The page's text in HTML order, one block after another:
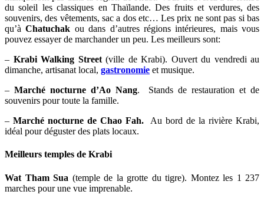
du soleil les classiques en Thaïlande. Des fruits et verdures, des
souvenirs, des vêtements, sac a dos etc… Les prix ne sont pas si bas
qu’àChatuchak ou dans d’autres régions intérieures, mais vous
pouvez essayer de marchander un peu. Les meilleurs sont:
– Krabi Walking Street(ville de Krabi). Ouvert du vendredi au
dimanche, artisanat local, gastronomie et musique.
– Marché nocturne d’Ao Nang. Stands de restauration et de
souvenirs pour toute la famille.
– Marché nocturne de Chao Fah.Au bord de la rivière Krabi,
idéal pour déguster des plats locaux.
Meilleurs temples de Krabi
Wat Tham Sua (temple de la grotte du tigre). Montez les 1 237
marches pour une vue imprenable.